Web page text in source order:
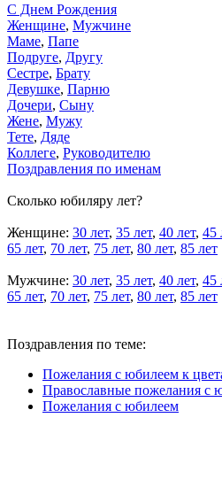
С Днем Рождения
Женщине, Мужчине
Маме, Папе
Подруге, Другу
Сестре, Брату
Девушке, Парню
Дочери, Сыну
Жене, Мужу
Тете, Дяде
Коллеге, Руководителю
Поздравления по именам
Сколько юбиляру лет?
Женщине: 30 лет, 35 лет, 40 лет, 45
65 лет, 70 лет, 75 лет, 80 лет, 85 лет
Мужчине: 30 лет, 35 лет, 40 лет, 45
65 лет, 70 лет, 75 лет, 80 лет, 85 лет
Поздравления по теме:
Пожелания с юбилеем к
Православные пожелания с
Пожелания с юбилеем